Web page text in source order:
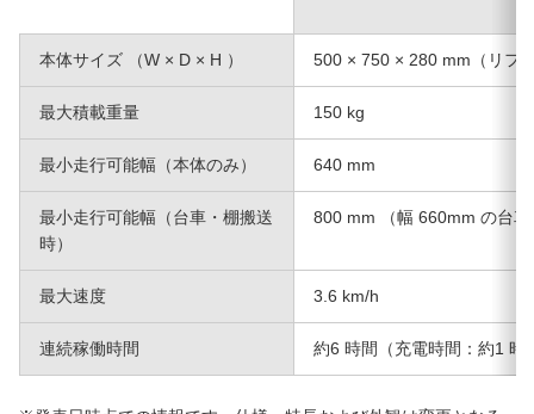
本体サイズ （W × D × H ） 500 × 750 × 280 mm（リフ
最大積載重量 150 kg
最小走行可能幅（本体のみ） 640 mm
最小走行可能幅（台車・棚搬送
時）
800 mm （幅 660mm の台
最大速度 3.6 km/h
連続稼働時間 約6 時間（充電時間：約1 時